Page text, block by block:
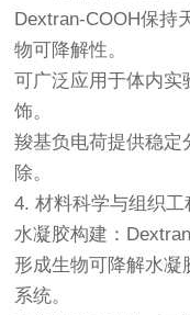
Dextran-COOH保持
物可降解性。
可广泛应用于体内实
饰。
羧基负电荷提供稳定
除。
4. 材料科学与组织工
水凝胶构建：
形成生物可降解水凝
系统。